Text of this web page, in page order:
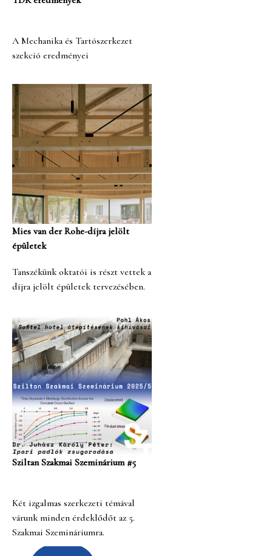
A Mechanika és Tartószerkezet
szekció eredményei
Mies van der Rohe-díjra jelölt
épületek
Tanszékünk oktatói is részt vettek a
díjra jelölt épületek tervezésében.
Sziltan Szakmai Szeminárium #5
Két izgalmas szerkezeti témával
várunk minden érdeklődőt az 5.
Szakmai Szemináriumra.